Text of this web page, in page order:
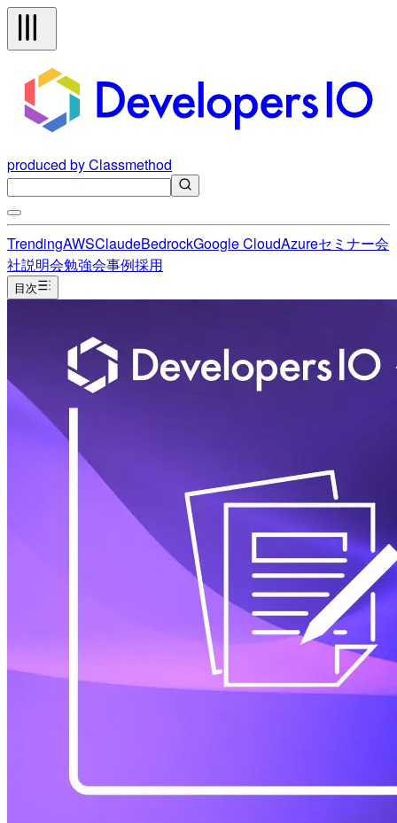
produced by Classmethod
TrendingAWSClaudeBedrockGoogle CloudAzureセミナー会
社説明会勉強会事例採用
目次